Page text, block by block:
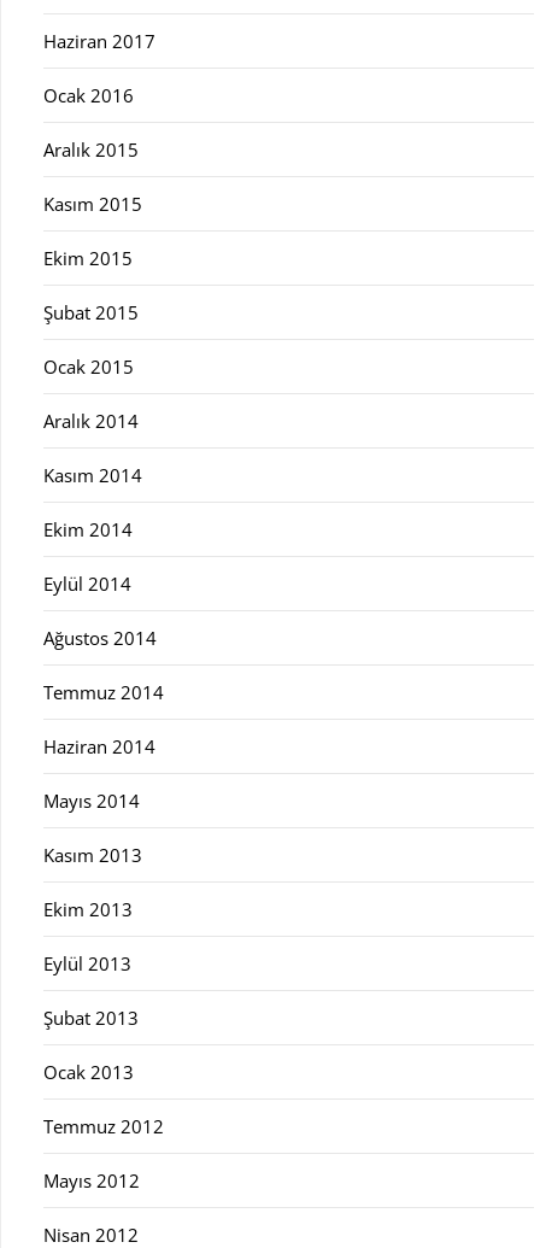
Haziran 2017
Ocak 2016
Aralık 2015
Kasım 2015
Ekim 2015
Şubat 2015
Ocak 2015
Aralık 2014
Kasım 2014
Ekim 2014
Eylül 2014
Ağustos 2014
Temmuz 2014
Haziran 2014
Mayıs 2014
Kasım 2013
Ekim 2013
Eylül 2013
Şubat 2013
Ocak 2013
Temmuz 2012
Mayıs 2012
Nisan 2012